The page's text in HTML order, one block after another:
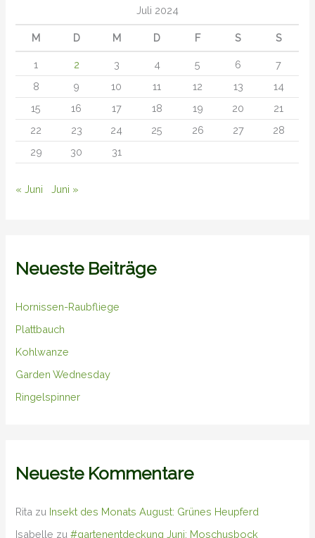
Juli 2024
M D M D F S S
1 2 3 4 5 6
7
8
9 10 11 12 13
14
15
16 17 18 19 20
21
22
23 24 25 26 27
28
29
30 31
« Juni Juni »
Neueste Beiträge
Hornissen-Raubfliege
Plattbauch
Kohlwanze
Garden Wednesday
Ringelspinner
Neueste Kommentare
Rita zu Insekt des Monats August: Grünes Heupferd
Isabelle zu#gartenentdeckung Juni: Moschusbock